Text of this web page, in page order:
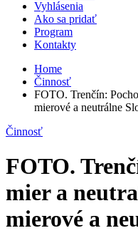
Vyhlásenia
Ako sa pridať
Program
Kontakty
Home
Činnosť
FOTO. Trenčín:
mierové a neutrálne
Činnosť
FOTO.
mier a
mierové a